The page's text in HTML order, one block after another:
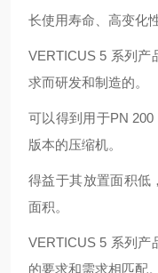
长使用寿命、高变化
VERTICUS 5 系列产
求而研发和制造的。
可以得到用于PN
版本的压缩机。
得益于其放置面积低
面积。
VERTICUS 5 系列产
的要求和需求相匹配。